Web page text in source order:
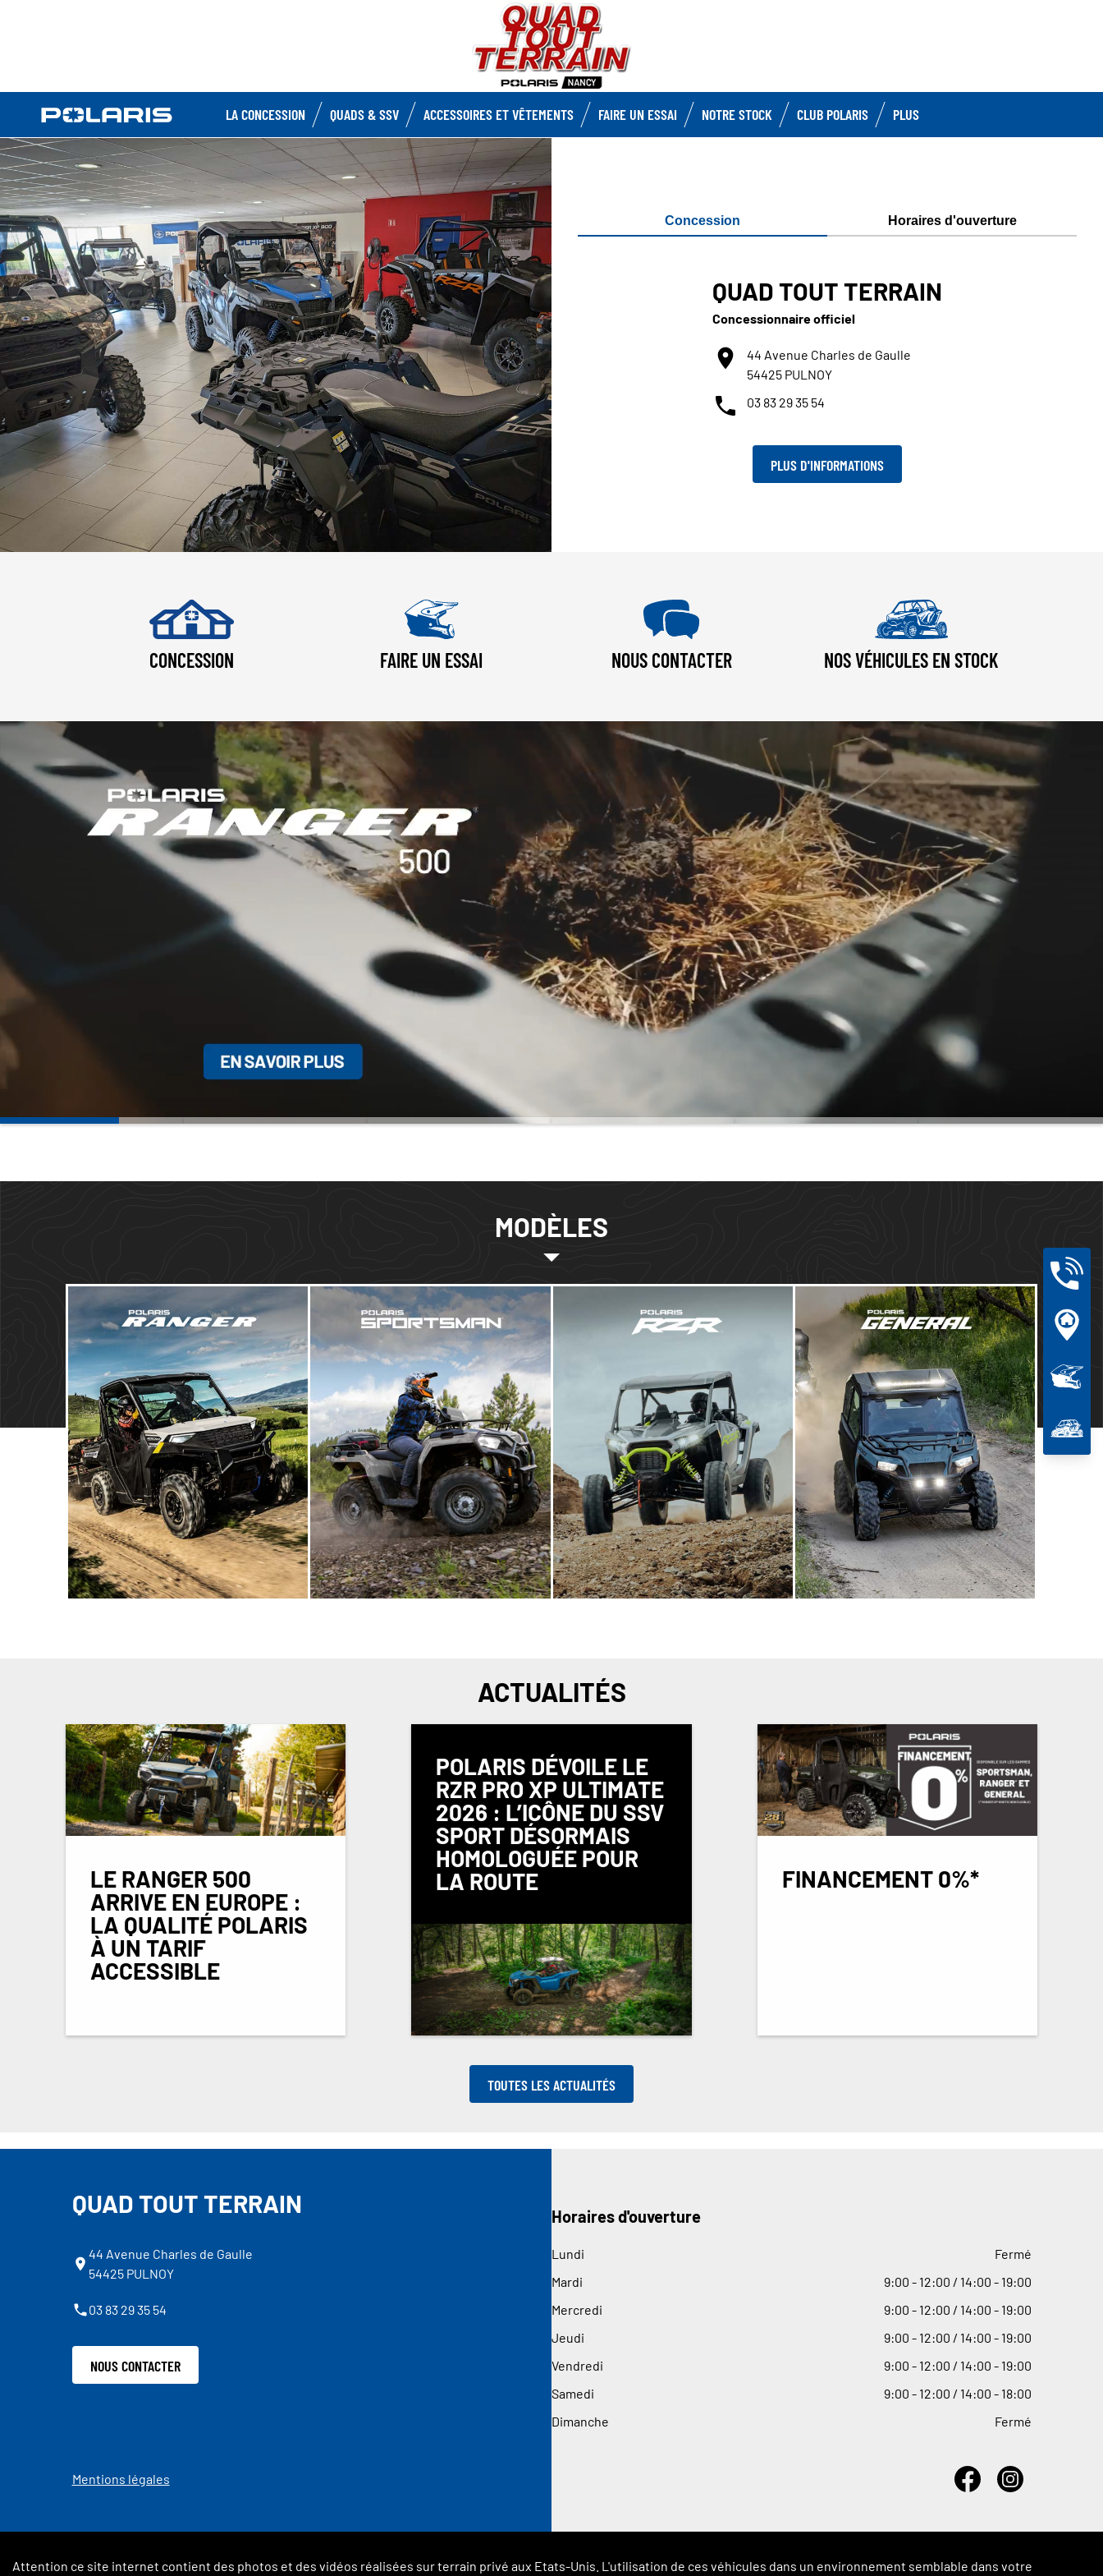
LA CONCESSION QUADS & SSV ACCESSOIRES ET VÊTEMENTS FAIRE UN ESSAI NOTRE STOCK CLUB POLARIS PLUS
Concession Horaires d'ouverture
QUAD TOUT TERRAIN
Concessionnaire officiel
44 Avenue Charles de Gaulle
54425 PULNOY
03 83 29 35 54
PLUS D'INFORMATIONS
CONCESSION FAIRE UN ESSAI NOUS CONTACTER NOS VÉHICULES EN STOCK
MODÈLES
ACTUALITÉS
LE RANGER 500
ARRIVE EN EUROPE :
LA QUALITÉ POLARIS
À UN TARIF
ACCESSIBLE
POLARIS DÉVOILE LE
RZR PRO XP ULTIMATE
2026 : L’ICÔNE DU SSV
SPORT DÉSORMAIS
HOMOLOGUÉE POUR
LA ROUTE
FINANCEMENT 0%*
TOUTES LES ACTUALITÉS
QUAD TOUT TERRAIN
44 Avenue Charles de Gaulle
54425 PULNOY
03 83 29 35 54
NOUS CONTACTER
Horaires d'ouverture
Lundi
Fermé
Mardi
9:00 - 12:00 / 14:00 - 19:00
Mercredi
9:00 - 12:00 / 14:00 - 19:00
Jeudi
9:00 - 12:00 / 14:00 - 19:00
Vendredi
9:00 - 12:00 / 14:00 - 19:00
Samedi
9:00 - 12:00 / 14:00 - 18:00
Dimanche
Fermé
Mentions légales
Attention ce site internet contient des photos et des vidéos réalisées sur terrain privé aux Etats-Unis. L'utilisation de ces véhicules dans un environnement semblable dans votre